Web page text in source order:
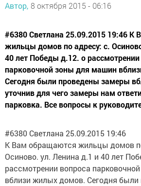
Автор, 8 октября 2015 - 06:16
#6380 Cветлана 25.09.2015 19:46 К
жильцы домов по адресу: с.
40 лет Победы д.12. о рассмотрении
парковочной зоны для машин
Сегодня были проведены замеры
уточнив для чего замеры нам
парковка. Все вопросы к
#6380 Cветлана 25.09.2015 19:46
К Вам обращаются жильцы домов
Осиново. ул. Ленина д.1 и 40 лет
рассмотрении вопроса
вблизи жилых домов. Сегодня